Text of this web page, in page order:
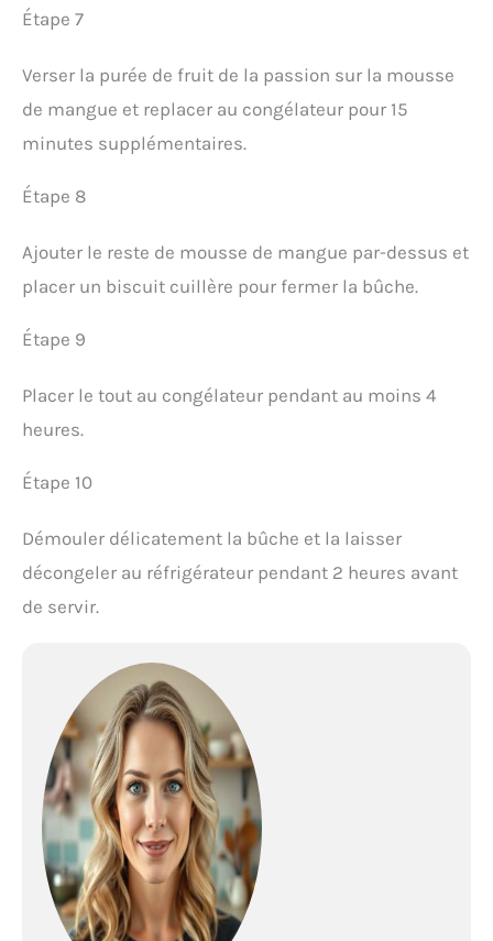
Étape 7
Verser la purée de fruit de la passion sur la mousse
de mangue et replacer au congélateur pour 15
minutes supplémentaires.
Étape 8
Ajouter le reste de mousse de mangue par-dessus et
placer un biscuit cuillère pour fermer la bûche.
Étape 9
Placer le tout au congélateur pendant au moins 4
heures.
Étape 10
Démouler délicatement la bûche et la laisser
décongeler au réfrigérateur pendant 2 heures avant
de servir.